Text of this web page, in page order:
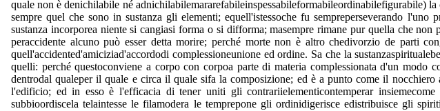
quale non è denichilabile né adnichilabilemararefabileinspessabileformabileordinabilefigurabile)
sempre quel che sono in sustanza gli elementi; equell'istessoche fu sempreperseverando l'uno
sustanza incorporea niente si cangiasi forma o si difforma; masempre rimane pur quella che
peraccidente alcuno può esser detta morire; perché morte non è altro chedivorzio de parti
quell'accidented'amiciziad'accordodi complessioneunione ed ordine. Sa che la
quelli: perché questoconviene a corpo con corpoa parte di materia complessionata d'un
dentrodal qualeper il quale e circa il quale sifa la composizione; ed è a punto come il
l'edificio; ed in esso è l'efficacia di tener uniti gli contrariielementicontemperar
subbioordiscela telaintesse le filamodera le temprepone gli ordinidigerisce edistribuisce gli